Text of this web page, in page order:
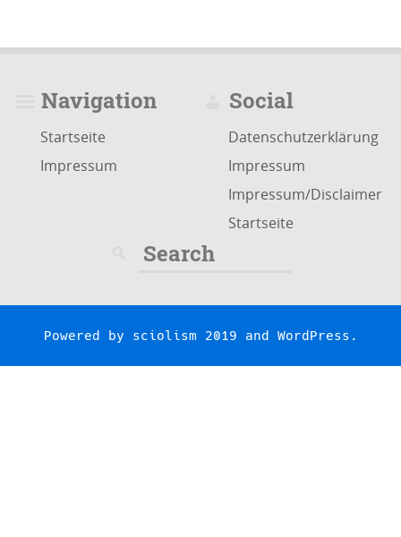
Navigation
Startseite
Impressum
Social
Datenschutzerklärung
Impressum
Impressum/Disclaimer
Startseite
Search
Powered by sciolism 2019 and WordPress .